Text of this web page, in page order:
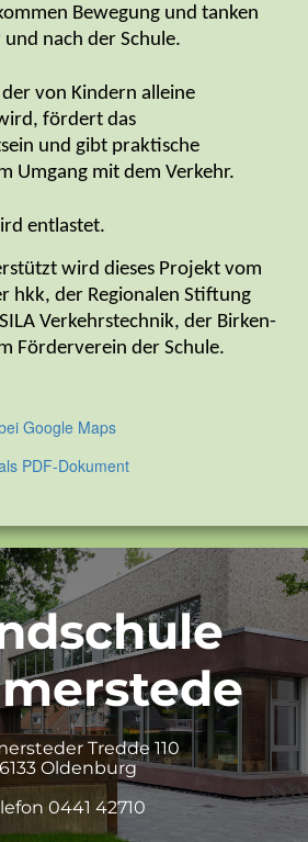
Bewegung und tanken
nach der Schule.
von Kindern alleine
fördert das
und gibt praktische
Umgang mit dem Verkehr.
entlastet.
wird dieses Projekt vom
hkk, der Regionalen Stiftung
Verkehrstechnik, der Birken-
Förderverein der Schule.
Google Maps
PDF-Dokument
Tredde 110
Oldenburg
0441 42710